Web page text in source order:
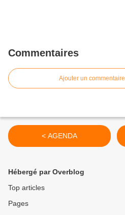
Commentaires
Ajouter un commentaire
< AGENDA
Hébergé par Overblog
Top articles
Pages